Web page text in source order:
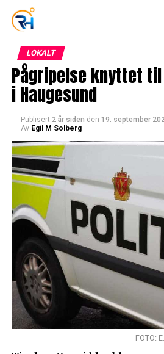
LOKALT
Pågripelse knyttet
i Haugesund
Publisert 2 år siden den 19. september
Av Egil M Solberg
FOTO: